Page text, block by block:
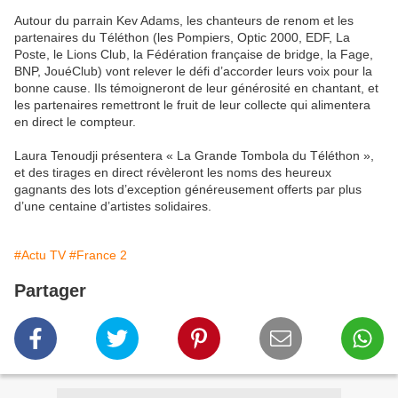
Autour du parrain Kev Adams, les chanteurs de renom et les
partenaires du Téléthon (les Pompiers, Optic 2000, EDF, La
Poste, le Lions Club, la Fédération française de bridge, la Fage,
BNP, JouéClub) vont relever le défi d’accorder leurs voix pour la
bonne cause. Ils témoigneront de leur générosité en chantant, et
les partenaires remettront le fruit de leur collecte qui alimentera
en direct le compteur.
Laura Tenoudji présentera « La Grande Tombola du Téléthon »,
et des tirages en direct révèleront les noms des heureux
gagnants des lots d’exception généreusement offerts par plus
d’une centaine d’artistes solidaires.
#Actu TV #France 2
Partager